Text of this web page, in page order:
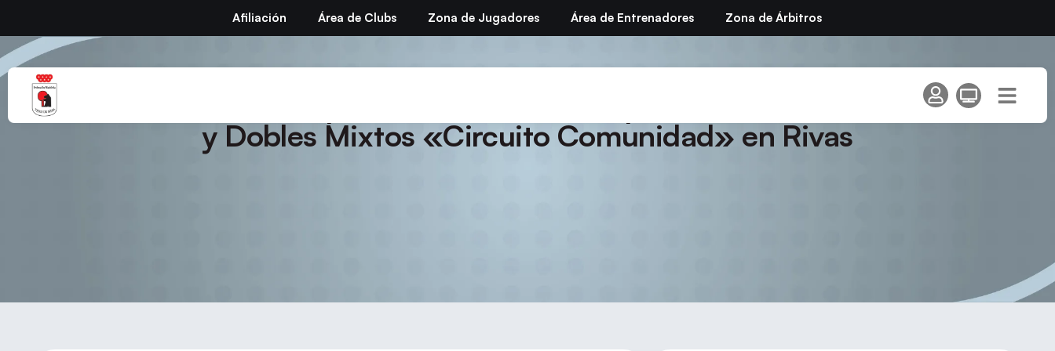
Afiliación Área de Clubs Zona de Jugadores Área de Entrenadores Zona de Árbitros
Circular Nº 28 – Temporada 2009/10. Campeonato de Madrid de Dobles
y Dobles Mixtos «Circuito Comunidad» en Rivas